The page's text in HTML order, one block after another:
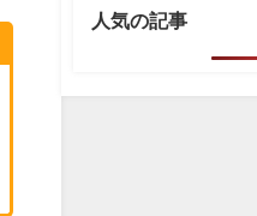
人気の記事